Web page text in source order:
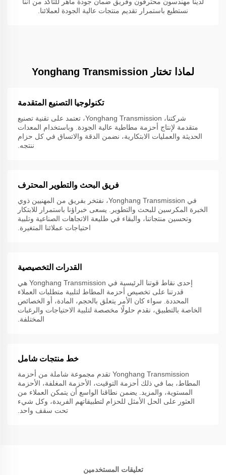
نستطيع باستمرار تقديم منتجات عالية الجودة لعملائنا.
لماذا تختار Yonghang Transmission
تكنولوجيا التصنيع المتقدمة
شركتنا، Yonghang Transmission، تعتمد على تقنية تصنيع
متقدمة لإنتاج أحزمة مطاطية عالية الجودة. وباستخدام المعدات
الحديثة والعمليات الابتكارية، نضمن الدقة والاتساق في كل حزام
ننتجه.
فريق البحث والتطوير المحترف
في Yonghang Transmission، نفتخر بفريق من المهنيين ذوي
الخبرة المكرسين للبحث والتطوير. يسعى خبراؤنا باستمرار للابتكار
وتحسين منتجاتنا، والبقاء في طليعة الاتجاهات الصناعية وتلبية
احتياجات عملائنا المتغيرة.
القدرات التخصيصية
إحدى نقاط قوتنا الرئيسية في Yonghang Transmission هي
قدرتنا على تخصيص أحزمة المطاط لتلبية متطلبات العملاء
المحددة. سواء كان الأمر يتعلق بالحجم، المادة، أو الخصائص
الخاصة بالتطبيق، نقدم حلولًا مخصصة لتلبية الاحتياجات والرغبات
المختلفة.
خط منتجات شامل
Yonghang Transmission تقدم مجموعة شاملة من أحزمة
المطاط، بما في ذلك أحزمة التوقيت، الأحزمة المغلفة، الأحزمة
المستوية، والمزيد. يضمن نطاقنا الواسع أن يتمكن العملاء من
العثور على الحل الأمثل للحزام لتطبيقاتهم الفريدة، وكل شيء
تحت سقف واحد.
تعليقات المستخدمين